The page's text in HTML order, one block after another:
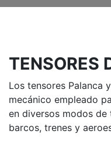
TENSORES
Los tensores Palanca
mecánico empleado
en diversos modos
barcos, trenes y